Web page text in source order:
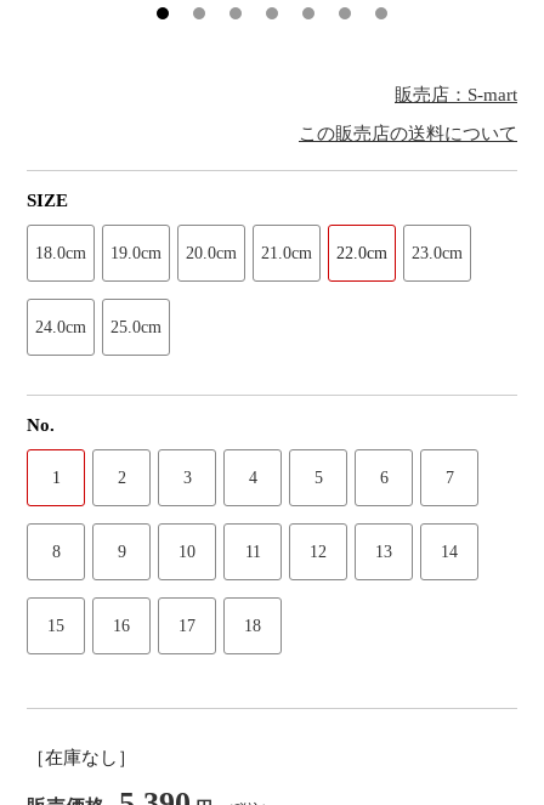
販売店：S-mart
この販売店の送料について
SIZE
18.0cm 19.0cm 20.0cm 21.0cm 22.0cm 23.0cm
24.0cm 25.0cm
No.
1 2 3 4 5 6 7
8 9 10 11 12 13 14
15 16 17 18
［在庫なし］